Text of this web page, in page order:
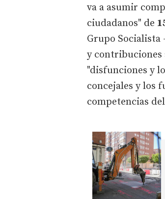
va a asumir
ciudadanos" de
Grupo
y contribuciones
"disfunciones y
concejales y los
competencias